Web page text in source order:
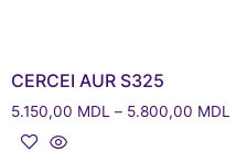
CERCEI AUR S325
5.150,00 MDL – 5.800,00 MDL